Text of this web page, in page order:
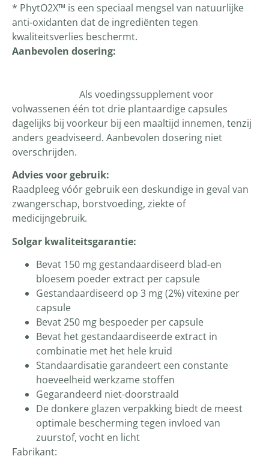
* PhytO2X™ is een speciaal mengsel van natuurlijke
anti-oxidanten dat de ingrediënten tegen
kwaliteitsverlies beschermt.
Aanbevolen dosering:
Als voedingssupplement voor
volwassenen één tot drie plantaardige capsules
dagelijks bij voorkeur bij een maaltijd innemen, tenzij
anders geadviseerd. Aanbevolen dosering niet
overschrijden.
Advies voor gebruik:
Raadpleeg vóór gebruik een deskundige in geval van
zwangerschap, borstvoeding, ziekte of
medicijngebruik.
Solgar kwaliteitsgarantie:
Bevat 150 mg gestandaardiseerd blad-en
bloesem poeder extract per capsule
Gestandaardiseerd op 3 mg (2%) vitexine per
capsule
Bevat 250 mg bespoeder per capsule
Bevat het gestandaardiseerde extract in
combinatie met het hele kruid
Standaardisatie garandeert een constante
hoeveelheid werkzame stoffen
Gegarandeerd niet-doorstraald
De donkere glazen verpakking biedt de meest
optimale bescherming tegen invloed van
zuurstof, vocht en licht
Fabrikant: